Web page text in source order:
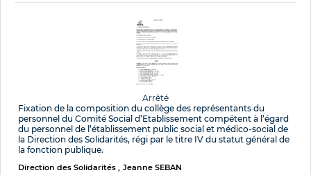
Arrêté
Fixation de la composition du collège des représentants du
personnel du Comité Social d’Etablissement compétent à l’égard
du personnel de l’établissement public social et médico-social de
la Direction des Solidarités, régi par le titre IV du statut général de
la fonction publique.
Direction des Solidarités Jeanne SEBAN